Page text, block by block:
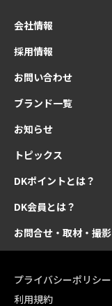
会社情報
採用情報
お問い合わせ
ブランド一覧
お知らせ
トピックス
DKポイントとは？
DK会員とは？
お問合せ・取材・撮影
プライバシーポリシー
利用規約